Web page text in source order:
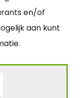
en/of
aan kunt